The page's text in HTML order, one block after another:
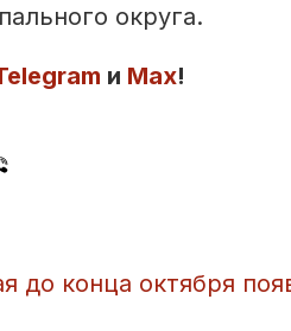
округа.
и Max!
до конца октября